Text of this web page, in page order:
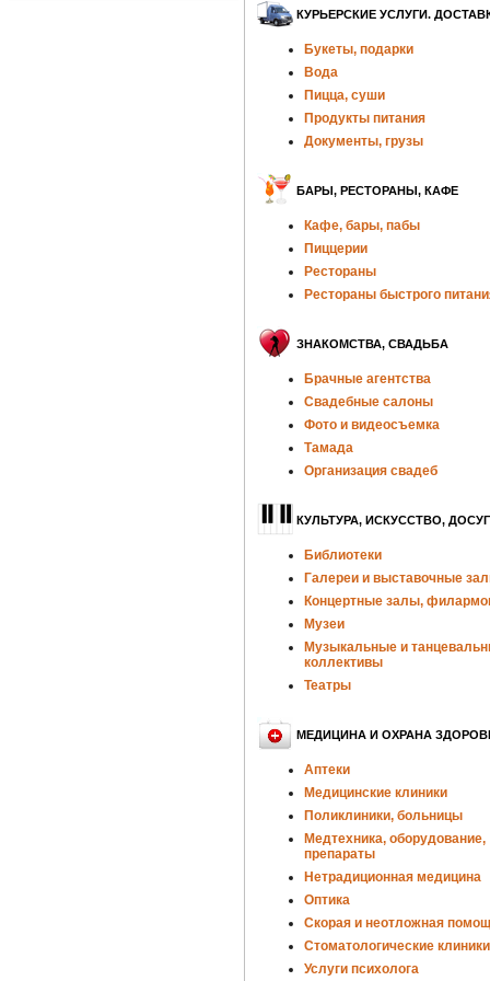
КУРЬЕРСКИЕ УСЛУГИ.
Букеты, подарки
Вода
Пицца, суши
Продукты питания
Документы, грузы
БАРЫ, РЕСТОРАНЫ, КАФЕ
Кафе, бары, пабы
Пиццерии
Рестораны
Рестораны быстрого
ЗНАКОМСТВА, СВАДЬБА
Брачные агентства
Свадебные салоны
Фото и видеосъемка
Тамада
Организация свадеб
КУЛЬТУРА, ИСКУССТВО, ДОСУГ
Библиотеки
Галереи и выставочные
Концертные залы,
Музеи
Музыкальные и
коллективы
Театры
МЕДИЦИНА И ОХРАНА
Аптеки
Медицинские клиники
Поликлиники, больницы
Медтехника, оборудование,
препараты
Нетрадиционная медицина
Оптика
Скорая и неотложная
Стоматологические клиники
Услуги психолога